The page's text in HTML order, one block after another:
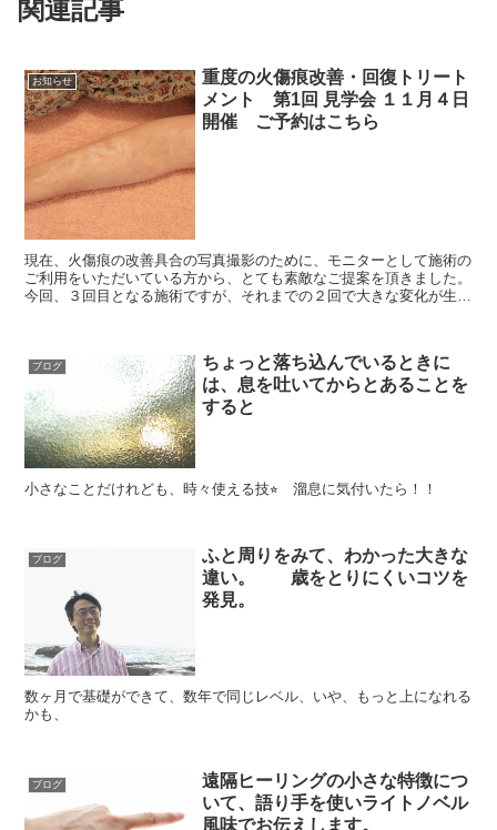
関連記事
お知らせ
重度の火傷痕改善・回復トリート
メント 第1回 見学会 １１月４日
開催 ご予約はこちら
現在、火傷痕の改善具合の写真撮影のために、モニターとして施術の
ご利用をいただいている方から、とても素敵なご提案を頂きました。
今回、３回目となる施術ですが、それまでの２回で大きな変化が生ま
ブログ
ちょっと落ち込んでいるときに
は、息を吐いてからとあることを
すると
小さなことだけれども、時々使える技⭐︎ 溜息に気付いたら！！
ブログ
ふと周りをみて、わかった大きな
違い。 歳をとりにくいコツを
発見。
数ヶ月で基礎ができて、数年で同じレベル、いや、もっと上になれる
かも、
ブログ
遠隔ヒーリングの小さな特徴につ
いて、語り手を使いライトノベル
風味でお伝えします。